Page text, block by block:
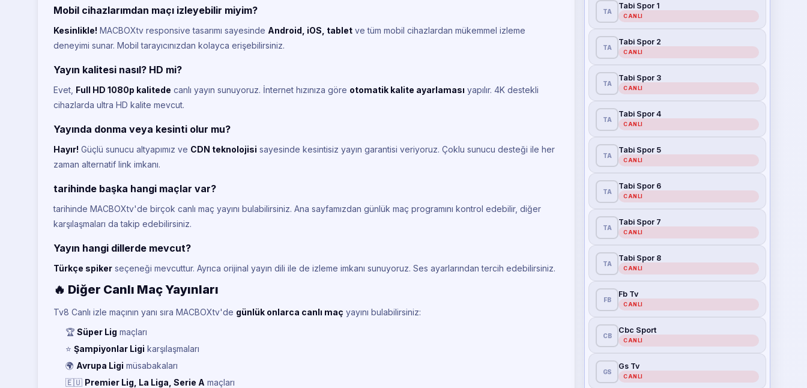
Mobil cihazlarımdan maçı izleyebilir miyim?
Kesinlikle! MACBOXtv responsive tasarımı sayesinde Android, iOS, tablet ve tüm mobil cihazlardan mükemmel izleme
deneyimi sunar. Mobil tarayıcınızdan kolayca erişebilirsiniz.
Yayın kalitesi nasıl? HD mi?
Evet, Full HD 1080p kalitede canlı yayın sunuyoruz. İnternet hızınıza göre otomatik kalite ayarlaması yapılır. 4K destekli
cihazlarda ultra HD kalite mevcut.
Yayında donma veya kesinti olur mu?
Hayır! Güçlü sunucu altyapımız ve CDN teknolojisi sayesinde kesintisiz yayın garantisi veriyoruz. Çoklu sunucu desteği ile her
zaman alternatif link imkanı.
tarihinde başka hangi maçlar var?
tarihinde MACBOXtv'de birçok canlı maç yayını bulabilirsiniz. Ana sayfamızdan günlük maç programını kontrol edebilir, diğer
karşılaşmaları da takip edebilirsiniz.
Yayın hangi dillerde mevcut?
Türkçe spiker seçeneği mevcuttur. Ayrıca orijinal yayın dili ile de izleme imkanı sunuyoruz. Ses ayarlarından tercih edebilirsiniz.
🔥 Diğer Canlı Maç Yayınları
Tv8 Canlı izle maçının yanı sıra MACBOXtv'de günlük onlarca canlı maç yayını bulabilirsiniz:
🏆 Süper Lig maçları
⭐ Şampiyonlar Ligi karşılaşmaları
🌍 Avrupa Ligi müsabakaları
🇪🇺 Premier Lig, La Liga, Serie A maçları
TA
Tabi Spor 1
CANLI
TA
Tabi Spor 2
CANLI
TA
Tabi Spor 3
CANLI
TA
Tabi Spor 4
CANLI
TA
Tabi Spor 5
CANLI
TA
Tabi Spor 6
CANLI
TA
Tabi Spor 7
CANLI
TA
Tabi Spor 8
CANLI
FB
Fb Tv
CANLI
CB
Cbc Sport
CANLI
GS
Gs Tv
CANLI